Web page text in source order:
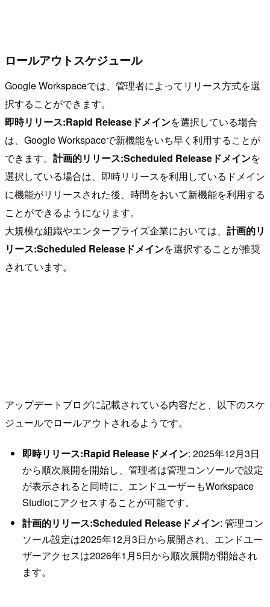
ロールアウトスケジュール
Google Workspaceでは、管理者によってリリース方式を選
択することができます。
即時リリース:Rapid Releaseドメインを選択している場合
は、Google Workspaceで新機能をいち早く利用することが
できます。 計画的リリース:Scheduled Releaseドメインを
選択している場合は、即時リリースを利用しているドメイン
に機能がリリースされた後、時間をおいて新機能を利用する
ことができるようになります。
大規模な組織やエンタープライズ企業においては、 計画的リ
リース:Scheduled Releaseドメインを選択することが推奨
されています。
アップデートブログに記載されている内容だと、以下のスケ
ジュールでロールアウトされるようです。
即時リリース:Rapid Releaseドメイン: 2025年12月3日
から順次展開を開始し、管理者は管理コンソールで設定
が表示されると同時に、エンドユーザーもWorkspace
Studioにアクセスすることが可能です。
計画的リリース:Scheduled Releaseドメイン: 管理コン
ソール設定は2025年12月3日から展開され、エンドユー
ザーアクセスは2026年1月5日から順次展開が開始され
ます。